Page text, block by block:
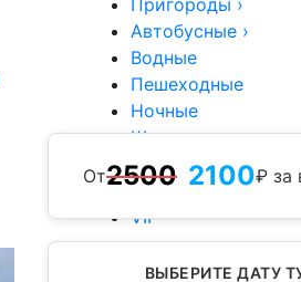
Пригороды ›
Автобусные ›
Водные
Пешеходные
Ночные
Школьные
Туры
Группы
VIP
От2500 2100₽ за
ВЫБЕРИТЕ ДАТУ